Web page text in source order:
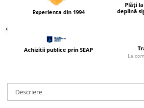
Carti de colorat si povestit
Jocuri / Party
Pachete scolare
Experienta din 1994
Plăți
deplină
Achizitii publice prin SEAP
La
Descriere